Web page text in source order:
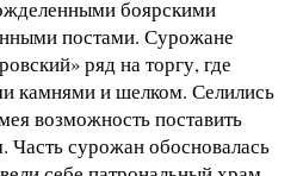
боярскими
постами. Сурожане
ряд на торгу, где
камнями и шелком. Селились
возможность поставить
сурожан обосновалась